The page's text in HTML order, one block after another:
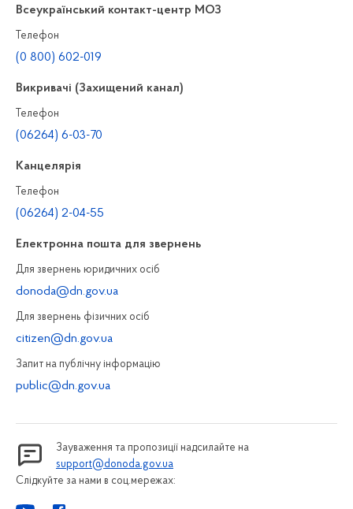
Всеукраїнський контакт-центр МОЗ
Телефон
(0 800) 602-019
Викривачі (Захищений канал)
Телефон
(06264) 6-03-70
Канцелярiя
Телефон
(06264) 2-04-55
Електронна пошта для звернень
Для звернень юридичних осiб
donoda@dn.gov.ua
Для звернень фізичних осiб
citizen@dn.gov.ua
Запит на публiчну інформацiю
public@dn.gov.ua
Зауваження та пропозиції надсилайте на
support@donoda.gov.ua
Слідкуйте за нами в соц.мережах: